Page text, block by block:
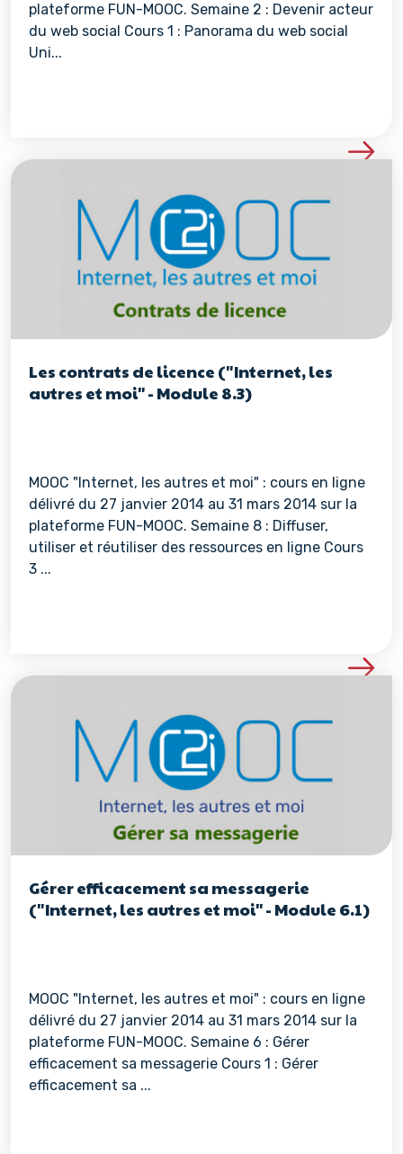
plateforme FUN-MOOC. Semaine 2 : Devenir acteur
du web social Cours 1 : Panorama du web social
Uni...
Voir les détails de la
Les contrats de licence ("Internet, les
autres et moi" - Module 8.3)
MOOC "Internet, les autres et moi" : cours en ligne
délivré du 27 janvier 2014 au 31 mars 2014 sur la
plateforme FUN-MOOC. Semaine 8 : Diffuser,
utiliser et réutiliser des ressources en ligne Cours
3 ...
Voir les détails de la
Gérer efficacement sa messagerie
("Internet, les autres et moi" - Module 6.1)
MOOC "Internet, les autres et moi" : cours en ligne
délivré du 27 janvier 2014 au 31 mars 2014 sur la
plateforme FUN-MOOC. Semaine 6 : Gérer
efficacement sa messagerie Cours 1 : Gérer
efficacement sa ...